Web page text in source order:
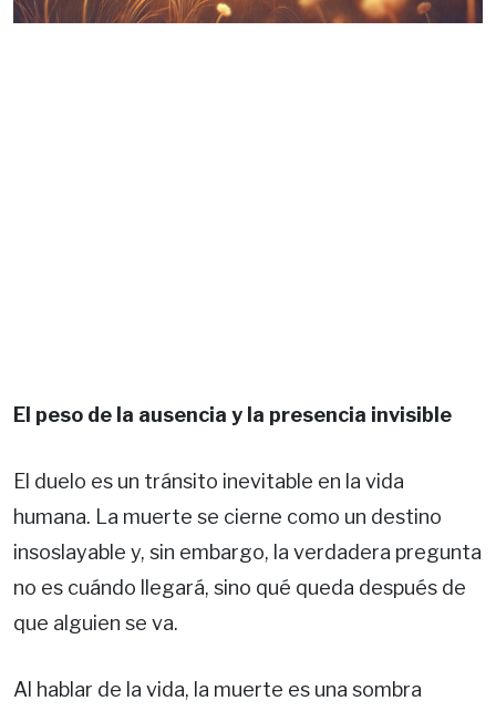
El peso de la ausencia y la presencia invisible
El duelo es un tránsito inevitable en la vida
humana. La muerte se cierne como un destino
insoslayable y, sin embargo, la verdadera pregunta
no es cuándo llegará, sino qué queda después de
que alguien se va.
Al hablar de la vida, la muerte es una sombra